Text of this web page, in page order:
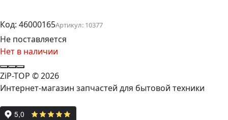
Код: 46000165Артикул: 10377
Не поставляется
Нет в наличии
ZiP-TOP © 2026
Интернет-магазин запчастей для бытовой техники